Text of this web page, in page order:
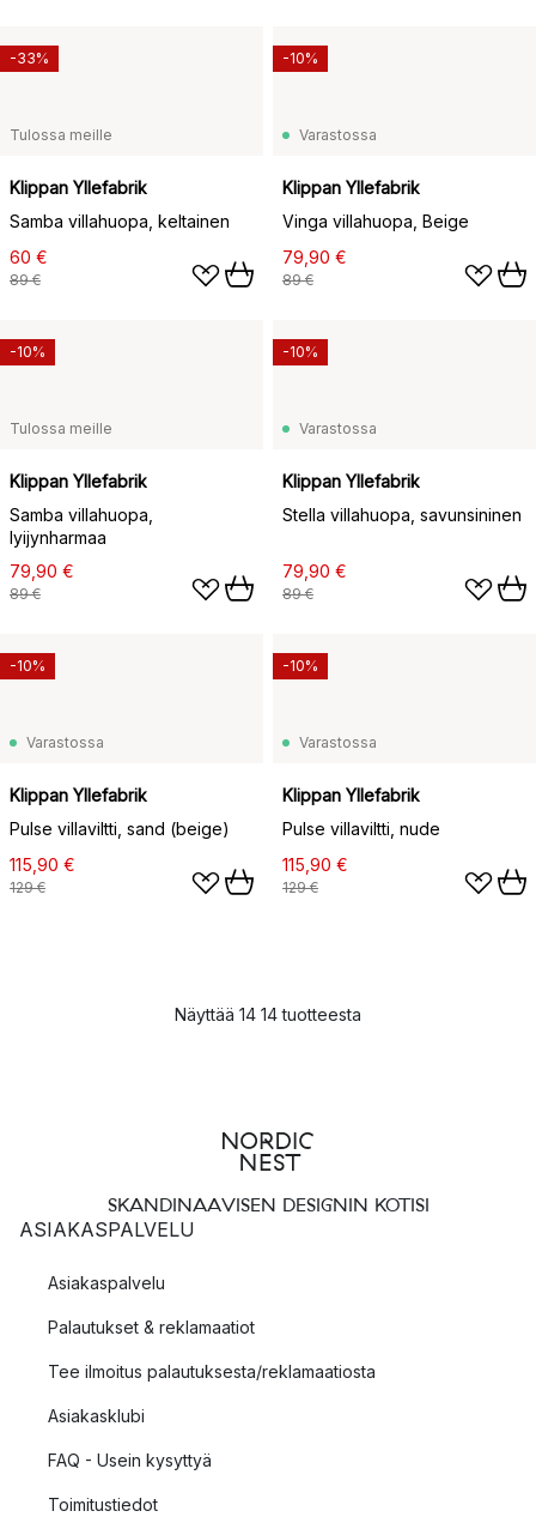
Tulossa meille
Klippan Yllefabrik
Samba villahuopa, keltainen
60 €
89 €
-33%
Varastossa
Klippan Yllefabrik
Vinga villahuopa, Beige
79,90 €
89 €
-10%
Tulossa meille
Klippan Yllefabrik
Samba villahuopa,
lyijynharmaa
79,90 €
89 €
-10%
Varastossa
Klippan Yllefabrik
Stella villahuopa, savunsininen
79,90 €
89 €
-10%
Varastossa
Klippan Yllefabrik
Pulse villaviltti, sand (beige)
115,90 €
129 €
-10%
Varastossa
Klippan Yllefabrik
Pulse villaviltti, nude
115,90 €
129 €
-10%
Näyttää 14 14 tuotteesta
SKANDINAAVISEN DESIGNIN KOTISI
ASIAKASPALVELU
Asiakaspalvelu
Palautukset & reklamaatiot
Tee ilmoitus palautuksesta/reklamaatiosta
Asiakasklubi
FAQ - Usein kysyttyä
Toimitustiedot